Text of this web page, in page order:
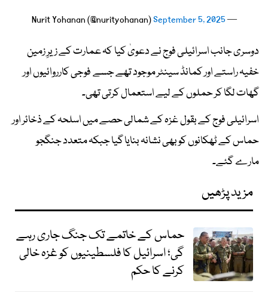
— Nurit Yohanan (@nurityohanan)
September 5, 2025
دوسری جانب اسرائیلی فوج نے دعویٰ کیا کہ عمارت کے زیرِ زمین
خفیہ راستے اور کمانڈ سینٹر موجود تھے جسے فوجی کارروائیوں اور
گھات لگا کر حملوں کے لیے استعمال کرتی تھی۔
اسرائیلی فوج کے بقول غزہ کے شمالی حصے میں اسلحہ کے ذخائر اور
حماس کے ٹھکانوں کو بھی نشانہ بنایا گیا جبکہ متعدد جنگجو
مارے گئے۔
مزید پڑھیں
حماس کے خاتمے تک جنگ جاری رہے
گی؛ اسرائیل کا فلسطینیوں کو غزہ خالی
کرنے کا حکم